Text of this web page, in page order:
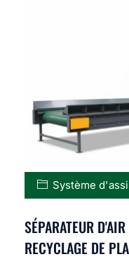
Système
SÉPARATEUR
RECYCLAGE DE